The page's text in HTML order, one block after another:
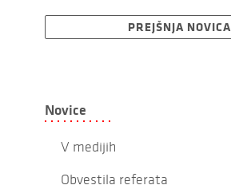
PREJŠNJA NOVICA
Novice
V medijih
Obvestila referata